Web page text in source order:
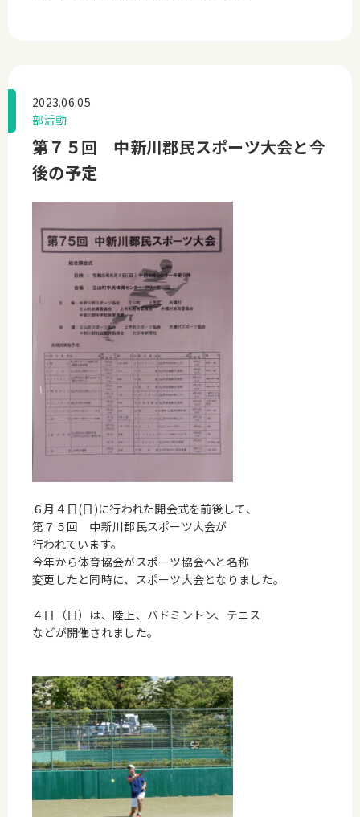
2023.06.05
部活動
第７５回 中新川郡民スポーツ大会と今
後の予定
６月４日(日)に行われた開会式を前後して、
第７５回 中新川郡民スポーツ大会が
行われています。
今年から体育協会がスポーツ協会へと名称
変更したと同時に、スポーツ大会となりました。
４日（日）は、陸上、バドミントン、テニス
などが開催されました。